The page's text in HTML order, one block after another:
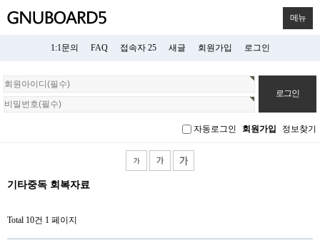
메뉴
1:1문의 FAQ 접속자 25 새글 회원가입 로그인
회
원
로
자동로그인 회원가입 정보찾기
기타중독 회복자료
Total 10건 1 페이지